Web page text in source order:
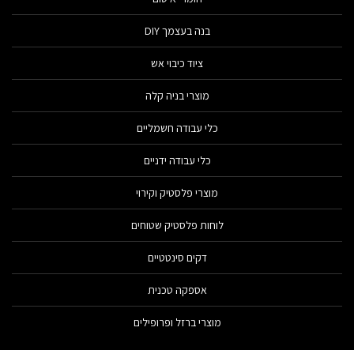
בנה בעצמך DIY
ציוד כיבוי אש
מוצרי בניה קלה
כלי עבודה חשמליים
כלי עבודה ידניים
מוצרי פלסטיק וקירוי
לוחות פלסטיק שטוחים
דקים סינטטיים
אספקה טכנית
מוצרי ברזל ופרופילים